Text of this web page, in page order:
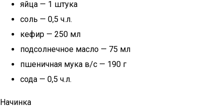
яйца — 1 штука
соль — 0,5 ч.л.
кефир — 250 мл
подсолнечное масло — 75 мл
пшеничная мука в/с — 190 г
сода — 0,5 ч.л.
Начинка